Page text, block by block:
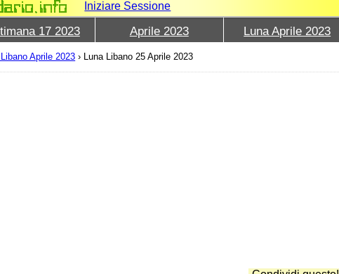
Iniziare Sessione
17 2023 Aprile 2023 Luna Aprile 2023
Aprile 2023 › Luna Libano 25 Aprile 2023